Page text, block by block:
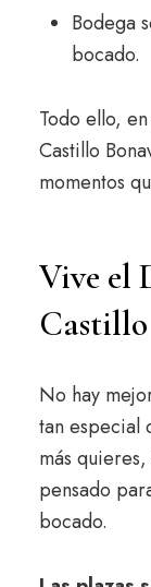
Bodega
bocado.
Todo ello,
Castillo
momentos
Vive el
No hay
tan especial
más
pensado
bocado.